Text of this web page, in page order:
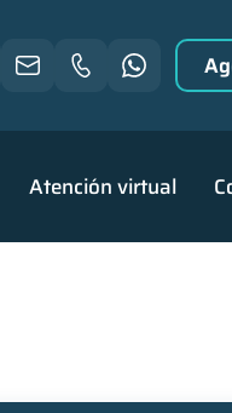
Atención virtual